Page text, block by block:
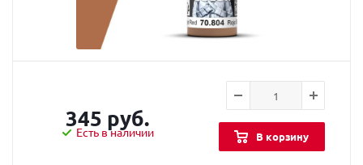
345 руб.
Есть в наличии В корзину